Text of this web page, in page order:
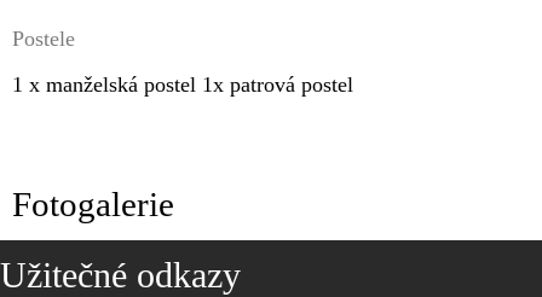
Postele
1 x manželská postel 1x patrová postel
Fotogalerie
Užitečné odkazy